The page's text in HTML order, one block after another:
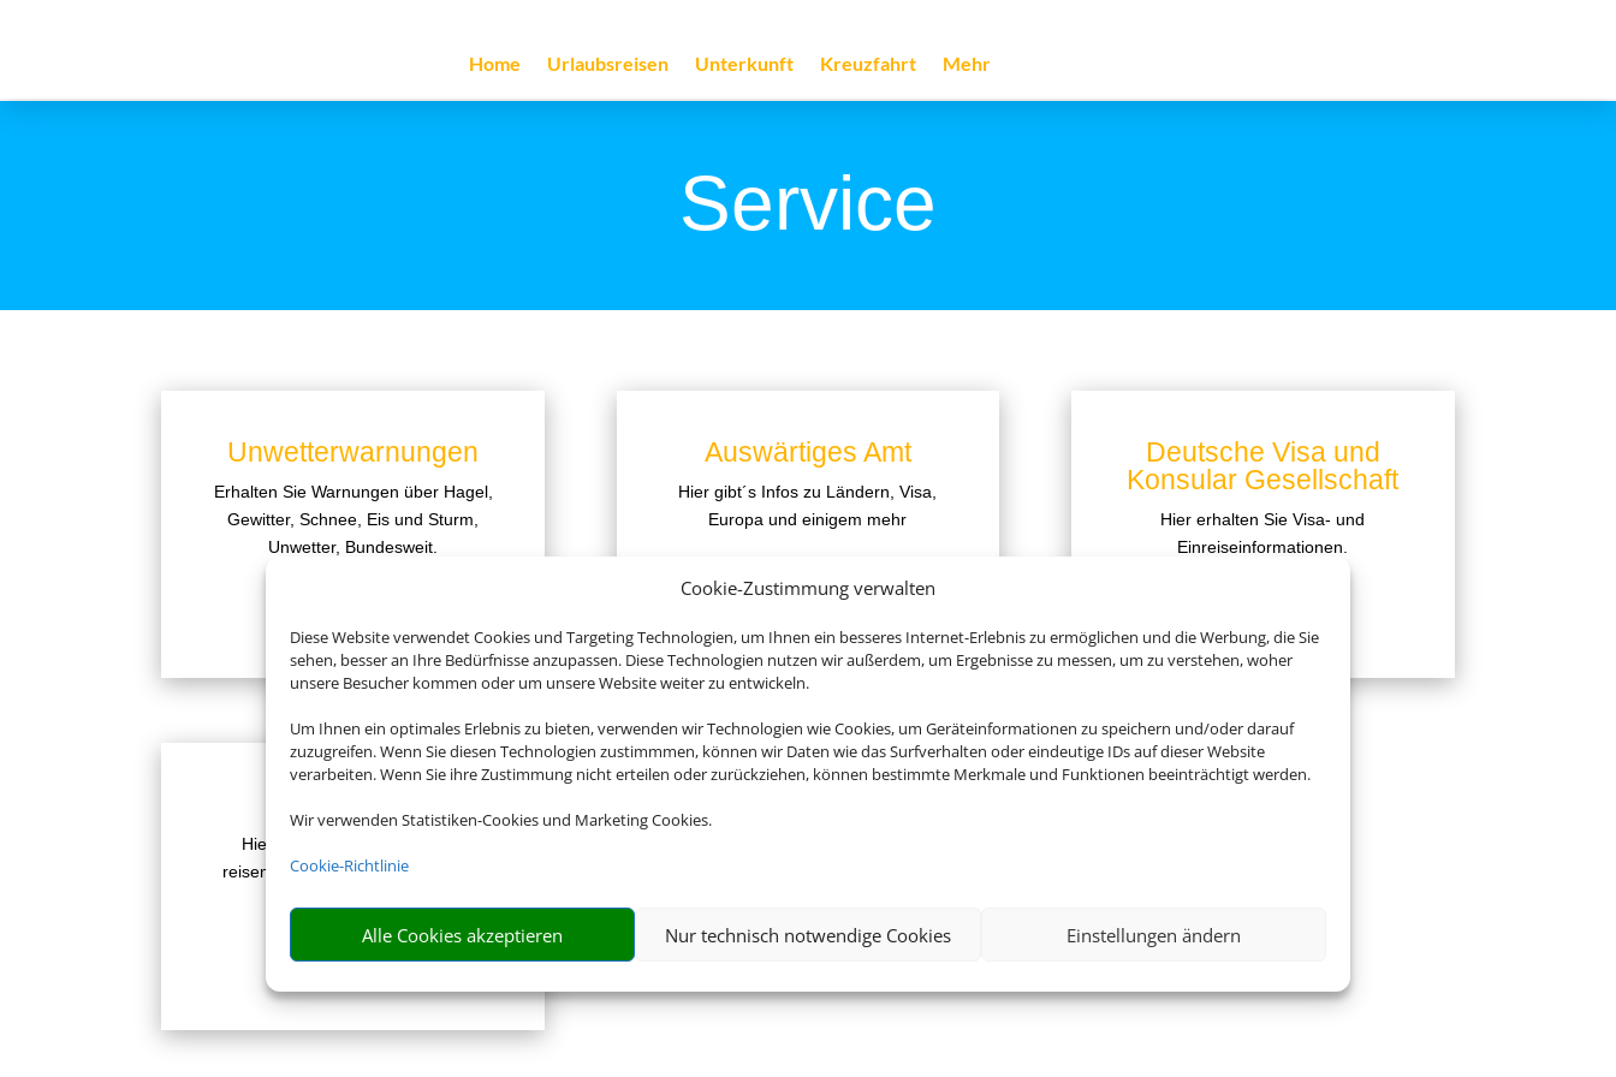
Cookie-Zustimmung verwalten
Diese Website verwendet Cookies und Targeting Technologien, um Ihnen ein besseres Internet-Erlebnis zu ermöglichen und die Werbung, die Sie
sehen, besser an Ihre Bedürfnisse anzupassen. Diese Technologien nutzen wir außerdem, um Ergebnisse zu messen, um zu verstehen, woher
unsere Besucher kommen oder um unsere Website weiter zu entwickeln.
Um Ihnen ein optimales Erlebnis zu bieten, verwenden wir Technologien wie Cookies, um Geräteinformationen zu speichern und/oder darauf
zuzugreifen. Wenn Sie diesen Technologien zustimmmen, können wir Daten wie das Surfverhalten oder eindeutige IDs auf dieser Website
verarbeiten. Wenn Sie ihre Zustimmung nicht erteilen oder zurückziehen, können bestimmte Merkmale und Funktionen beeinträchtigt werden.
Wir verwenden Statistiken-Cookies und Marketing Cookies.
Cookie-Richtlinie
Alle Cookies akzeptieren Nur technisch notwendige Cookies Einstellungen ändern
Home Urlaubsreisen Unterkunft Kreuzfahrt Mehr
Service
Unwetterwarnungen
Erhalten Sie Warnungen über Hagel,
Gewitter, Schnee, Eis und Sturm,
Unwetter, Bundesweit.
Auswärtiges Amt
Hier gibt´s Infos zu Ländern, Visa,
Europa und einigem mehr
Deutsche Visa und
Konsular Gesellschaft
Hier erhalten Sie Visa- und
Einreiseinformationen.
Hier erhalten Sie kompetente
reisemedizinische Beratung für Ihr
Zur Website